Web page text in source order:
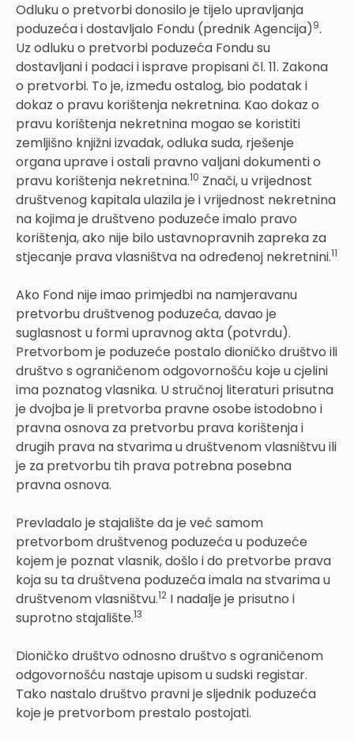
Odluku o pretvorbi donosilo je tijelo upravljanja
poduzeća i dostavljalo Fondu (prednik Agencija)9.
Uz odluku o pretvorbi poduzeća Fondu su
dostavljani i podaci i isprave propisani čl. 11. Zakona
o pretvorbi. To je, između ostalog, bio podatak i
dokaz o pravu korištenja nekretnina. Kao dokaz o
pravu korištenja nekretnina mogao se koristiti
zemljišno knjižni izvadak, odluka suda, rješenje
organa uprave i ostali pravno valjani dokumenti o
pravu korištenja nekretnina.10 Znači, u vrijednost
društvenog kapitala ulazila je i vrijednost nekretnina
na kojima je društveno poduzeće imalo pravo
korištenja, ako nije bilo ustavnopravnih zapreka za
stjecanje prava vlasništva na određenoj nekretnini.11
Ako Fond nije imao primjedbi na namjeravanu
pretvorbu društvenog poduzeća, davao je
suglasnost u formi upravnog akta (potvrdu).
Pretvorbom je poduzeće postalo dioničko društvo ili
društvo s ograničenom odgovornošću koje u cjelini
ima poznatog vlasnika. U stručnoj literaturi prisutna
je dvojba je li pretvorba pravne osobe istodobno i
pravna osnova za pretvorbu prava korištenja i
drugih prava na stvarima u društvenom vlasništvu ili
je za pretvorbu tih prava potrebna posebna
pravna osnova.
Prevladalo je stajalište da je već samom
pretvorbom društvenog poduzeća u poduzeće
kojem je poznat vlasnik, došlo i do pretvorbe prava
koja su ta društvena poduzeća imala na stvarima u
društvenom vlasništvu.12 I nadalje je prisutno i
suprotno stajalište.13
Dioničko društvo odnosno društvo s ograničenom
odgovornošću nastaje upisom u sudski registar.
Tako nastalo društvo pravni je sljednik poduzeća
koje je pretvorbom prestalo postojati.